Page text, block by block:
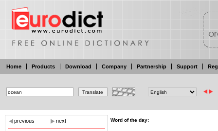
Home Products Download Company Partnership Support
previous next Word of the day: